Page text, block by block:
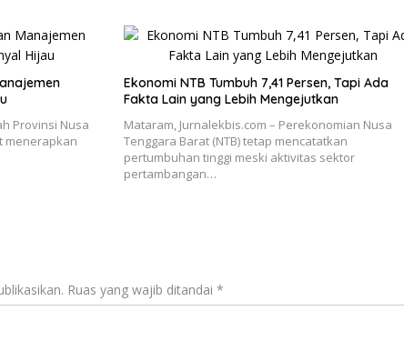
Provinsi Nusa
menerapkan
Ekonomi NTB Tumbuh 7,41 Persen, Tapi Ada
Fakta Lain yang Lebih Mengejutkan
Mataram, Jurnalekbis.com – Perekonomian Nusa
Tenggara Barat (NTB) tetap mencatatkan
pertumbuhan tinggi meski aktivitas sektor
pertambangan…
Ruas yang wajib ditandai *